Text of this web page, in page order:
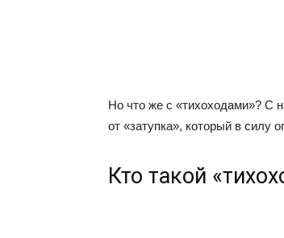
Но что же с «тихоходами»? С
от «затупка», который в силу
Кто такой